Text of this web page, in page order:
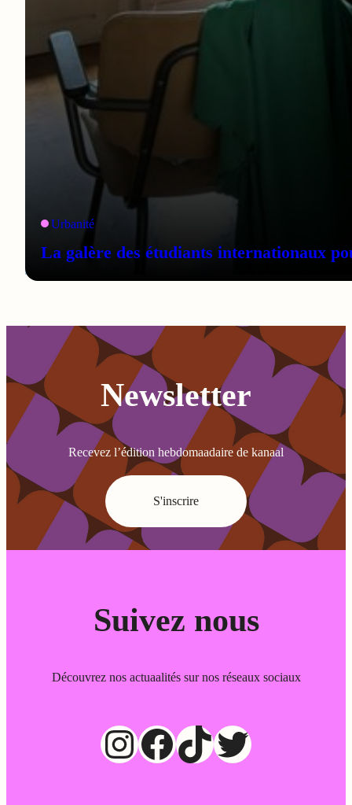
Urbanité
La galère des étudiants internationaux
Newsletter
Recevez l’édition hebdomaadaire de kanaal
S'inscrire
Suivez nous
Découvrez nos actuaalités sur nos réseaux sociaux
Instagram Facebook TikTok Twitter